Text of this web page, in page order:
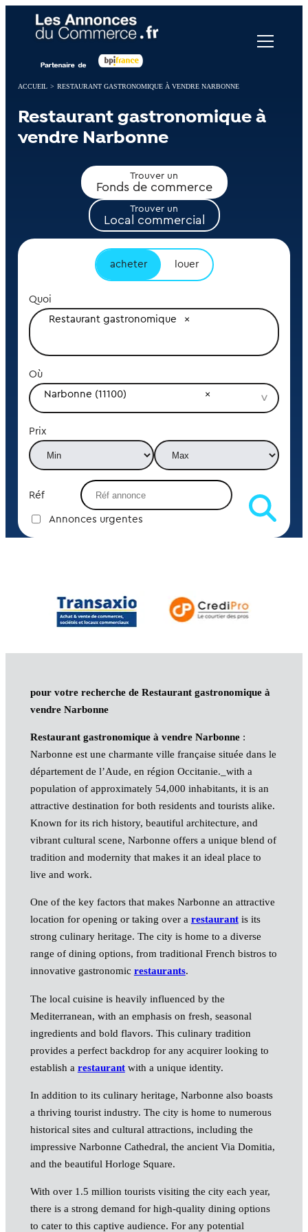
ACCUEIL > RESTAURANT GASTRONOMIQUE À VENDRE NARBONNE
Restaurant gastronomique à
vendre Narbonne
Trouver un
Fonds de commerce
Trouver un
Local commercial
acheter louer
Quoi
Restaurant gastronomique
Où
Narbonne (11100)
Prix
Réf
Annonces urgentes
pour votre recherche de Restaurant gastronomique à
vendre Narbonne
Restaurant gastronomique à vendre Narbonne:
Narbonne est une charmante ville française située dans le
département de l’Aude, en région Occitanie._with a
population of approximately 54,000 inhabitants, it is an
attractive destination for both residents and tourists alike.
Known for its rich history, beautiful architecture, and
vibrant cultural scene, Narbonne offers a unique blend of
tradition and modernity that makes it an ideal place to
live and work.
One of the key factors that makes Narbonne an attractive
location for opening or taking over a restaurantis its
strong culinary heritage. The city is home to a diverse
range of dining options, from traditional French bistros to
innovative gastronomic restaurants.
The local cuisine is heavily influenced by the
Mediterranean, with an emphasis on fresh, seasonal
ingredients and bold flavors. This culinary tradition
provides a perfect backdrop for any acquirer looking to
establish a restaurantwith a unique identity.
In addition to its culinary heritage, Narbonne also boasts
a thriving tourist industry. The city is home to numerous
historical sites and cultural attractions, including the
impressive Narbonne Cathedral, the ancient Via Domitia,
and the beautiful Horloge Square.
With over 1.5 million tourists visiting the city each year,
there is a strong demand for high-quality dining options
to cater to this captive audience. For any potential
Panneau de gestion des cookies